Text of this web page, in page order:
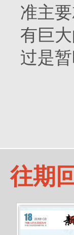
准主
有巨
过是
往期